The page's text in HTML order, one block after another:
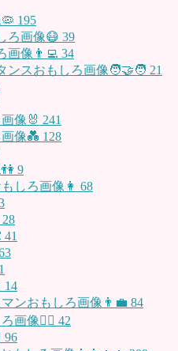
195
ろ画像😷 39
画像👨‍💻 34
ンスおもしろ画像🧑‍🤝‍🧑 21
像🐰 241
像💑 128
9
しろ画像👩 68
28
41
14
ンおもしろ画像👨‍💼 84
画像👱‍♀️ 42
96